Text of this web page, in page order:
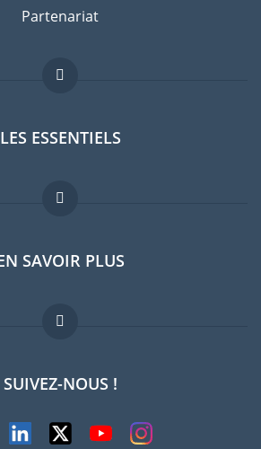
Partenariat
LES ESSENTIELS
Forum expatriés
Guides pays
Offres d'emploi
SAVOIR PLUS
FAQ
Experts
SUIVEZ-NOUS !